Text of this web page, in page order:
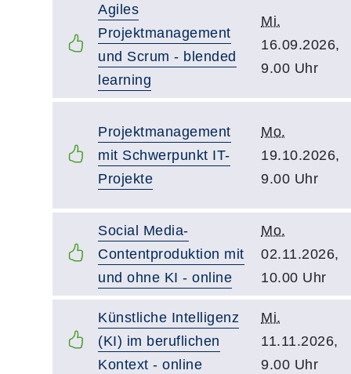
Agiles
Projektmanagement
und Scrum - blended
learning
Mi.
16.09.2026,
9.00 Uhr
Projektmanagement
mit Schwerpunkt IT-
Projekte
Mo.
19.10.2026,
9.00 Uhr
Social Media-
Contentproduktion mit
und ohne KI - online
Mo.
02.11.2026,
10.00 Uhr
Künstliche Intelligenz
(KI) im beruflichen
Kontext - online
Mi.
11.11.2026,
9.00 Uhr